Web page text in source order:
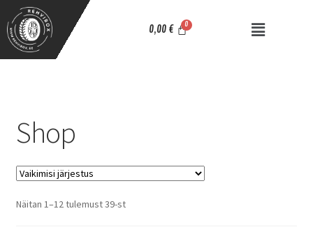
0,00 €
Shop
Näitan 1–12 tulemust 39-st